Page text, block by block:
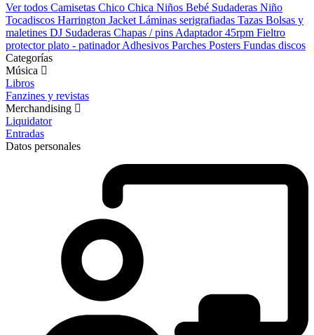
Ver todos Camisetas Chico Chica Niños Bebé Sudaderas Niño
Tocadiscos Harrington Jacket Láminas serigrafiadas Tazas Bolsas y
maletines DJ Sudaderas Chapas / pins Adaptador 45rpm Fieltro
protector plato - patinadorAdhesivos Parches Posters Fundas discos
Categorías
Música
Libros
Fanzines y revistas
Merchandising
Liquidator
Entradas
Datos personales